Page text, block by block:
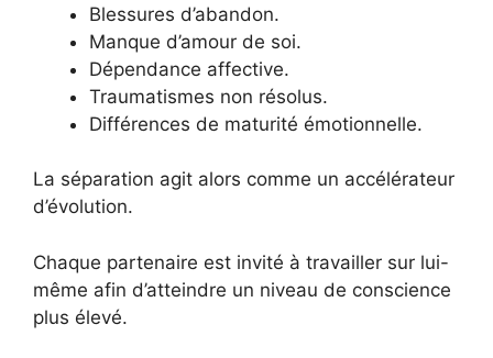
Blessures d’abandon.
Manque d’amour de soi.
Dépendance affective.
Traumatismes non résolus.
Différences de maturité émotionnelle.
La séparation agit alors comme un accélérateur
d’évolution.
Chaque partenaire est invité à travailler sur lui-
même afin d’atteindre un niveau de conscience
plus élevé.